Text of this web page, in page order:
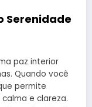
Serenidade
paz interior
Quando você
permite
e clareza.